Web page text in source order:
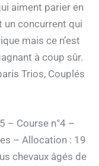
aiment parier en
un concurrent qui
mais ce n’est
à coup sûr.
Trios, Couplés
– Course n°4 –
– Allocation : 19
chevaux âgés de